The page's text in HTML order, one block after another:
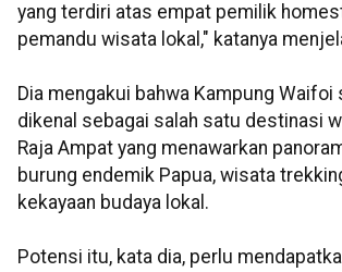
yang terdiri atas empat pemilik
pemandu wisata lokal," katanya
Dia mengakui bahwa Kampung Waifoi
dikenal sebagai salah satu destinasi
Raja Ampat yang menawarkan
burung endemik Papua, wisata
kekayaan budaya lokal.
Potensi itu, kata dia, perlu